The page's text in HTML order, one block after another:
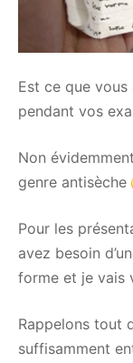
Est ce que
pendant vos
Non
genre antisèche
Pour les
avez besoin
forme et je vais
Rappelons tout
suffisamment